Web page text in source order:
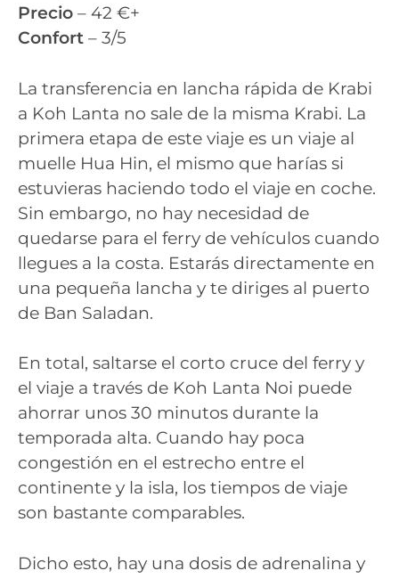
Precio – 42 €+
Confort – 3/5
La transferencia en lancha rápida de Krabi
a Koh Lanta no sale de la misma Krabi. La
primera etapa de este viaje es un viaje al
muelle Hua Hin, el mismo que harías si
estuvieras haciendo todo el viaje en coche.
Sin embargo, no hay necesidad de
quedarse para el ferry de vehículos cuando
llegues a la costa. Estarás directamente en
una pequeña lancha y te diriges al puerto
de Ban Saladan.
En total, saltarse el corto cruce del ferry y
el viaje a través de Koh Lanta Noi puede
ahorrar unos 30 minutos durante la
temporada alta. Cuando hay poca
congestión en el estrecho entre el
continente y la isla, los tiempos de viaje
son bastante comparables.
Dicho esto, hay una dosis de adrenalina y